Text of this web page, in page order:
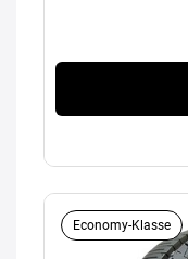
Economy-Klasse